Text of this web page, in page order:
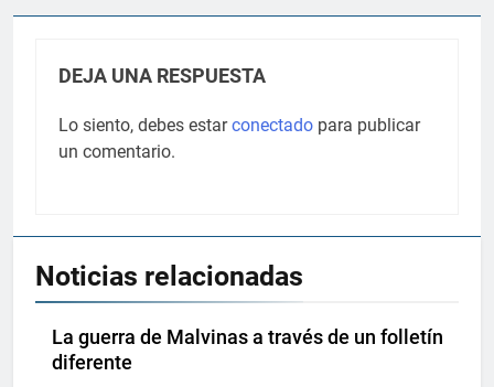
DEJA UNA RESPUESTA
Lo siento, debes estarconectado para publicar
un comentario.
Noticias relacionadas
La guerra de Malvinas a través de un folletín
diferente